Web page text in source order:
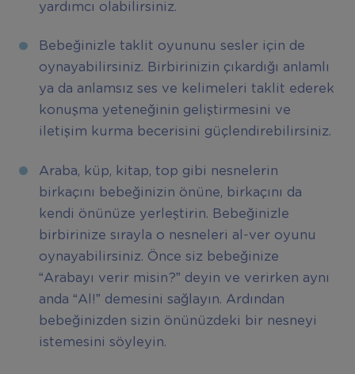
yardımcı olabilirsiniz.
Bebeğinizle taklit oyununu sesler için de
oynayabilirsiniz. Birbirinizin çıkardığı anlamlı
ya da anlamsız ses ve kelimeleri taklit ederek
konuşma yeteneğinin geliştirmesini ve
iletişim kurma becerisini güçlendirebilirsiniz.
Araba, küp, kitap, top gibi nesnelerin
birkaçını bebeğinizin önüne, birkaçını da
kendi önünüze yerleştirin. Bebeğinizle
birbirinize sırayla o nesneleri al-ver oyunu
oynayabilirsiniz. Önce siz bebeğinize
“Arabayı verir misin?” deyin ve verirken aynı
anda “Al!” demesini sağlayın. Ardından
bebeğinizden sizin önünüzdeki bir nesneyi
istemesini söyleyin.